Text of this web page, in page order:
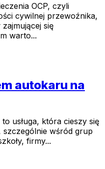
OCP, czyli
cywilnej przewoźnika,
się
warto...
autokaru na
usługa, która cieszy się
wśród grup
firmy...